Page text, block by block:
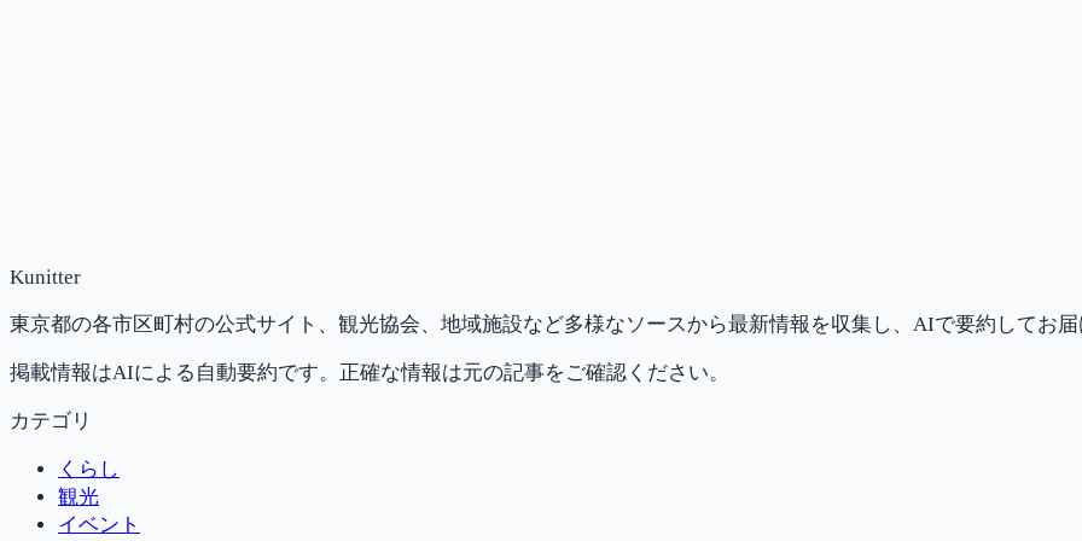
Kunitter
東京都の各市区町村の公式サイト、観光協会、地域施設など多様なソースから最新情報を収集し、AIで要約してお届
掲載情報はAIによる自動要約です。正確な情報は元の記事をご確認ください。
カテゴリ
くらし
観光
イベント